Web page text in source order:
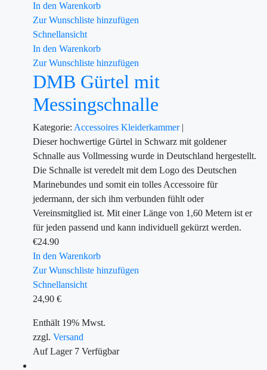
In den Warenkorb
Zur Wunschliste hinzufügen
Schnellansicht
In den Warenkorb
Zur Wunschliste hinzufügen
DMB Gürtel mit
Messingschnalle
Kategorie: Accessoires Kleiderkammer |
Dieser hochwertige Gürtel in Schwarz mit goldener
Schnalle aus Vollmessing wurde in Deutschland hergestellt.
Die Schnalle ist veredelt mit dem Logo des Deutschen
Marinebundes und somit ein tolles Accessoire für
jedermann, der sich ihm verbunden fühlt oder
Vereinsmitglied ist. Mit einer Länge von 1,60 Metern ist er
für jeden passend und kann individuell gekürzt werden.
€24.90
In den Warenkorb
Zur Wunschliste hinzufügen
Schnellansicht
24,90 €
Enthält 19% Mwst.
zzgl. Versand
Auf Lager7 Verfügbar